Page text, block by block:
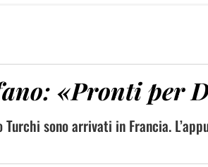
«Pronti per
sono arrivati in Francia.